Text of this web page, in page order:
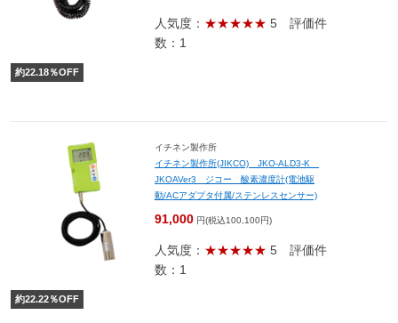
人気度： ★★★★★ 5 評価件
数：1
約22.18％OFF
イチネン製作所
イチネン製作所(JIKCO) JKO-ALD3-K
JKOAVer3 ジコー 酸素濃度計(電池駆
動/ACアダプタ付属/ステンレスセンサー)
91,000 円(税込100,100円)
人気度： ★★★★★ 5 評価件
数：1
約22.22％OFF